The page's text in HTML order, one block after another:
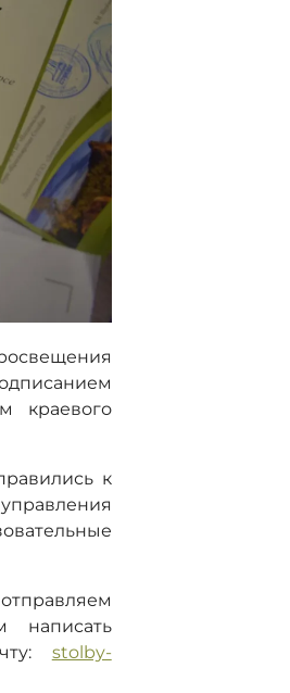
краевого
к
написать
stolby-